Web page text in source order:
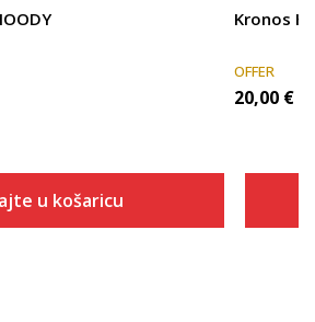
u košaricu
Kronos
OFFER
20,00 €